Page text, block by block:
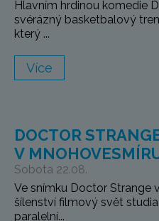
Hlavním hrdinou komedie
svérázný basketbalový
který ...
Více
DOCTOR
V
Sobota 22.08.
Ve snímku Doctor Strange
šílenství filmový svět
paralelní...